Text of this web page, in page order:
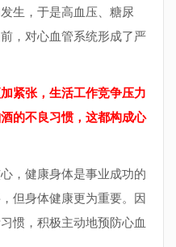
生，于是高血压、糖尿
，对心血管系统形成了严
紧张，生活工作竞争压力
的不良习惯，这都构成心
，健康身体是事业成功的
但身体健康更为重要。因
惯，积极主动地预防心血